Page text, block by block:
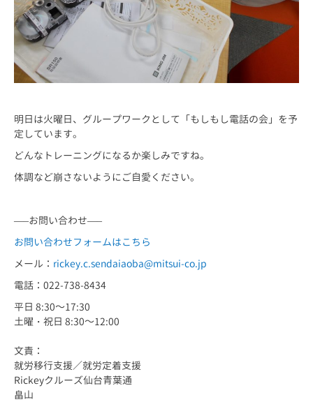
明日は火曜日、グループワークとして「もしもし電話の会」を予
定しています。
どんなトレーニングになるか楽しみですね。
体調など崩さないようにご自愛ください。
—–お問い合わせ—–
お問い合わせフォームはこちら
メール： rickey.c.sendaiaoba@mitsui-co.jp
電話：022-738-8434
平日 8:30～17:30
土曜・祝日 8:30～12:00
文責：
就労移行支援／就労定着支援
Rickeyクルーズ仙台青葉通
畠山